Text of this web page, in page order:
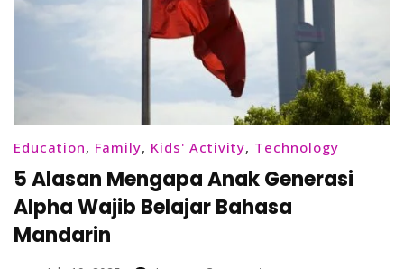
Education, Family, Kids' Activity, Technology
5 Alasan Mengapa Anak Generasi
Alpha Wajib Belajar Bahasa
Mandarin